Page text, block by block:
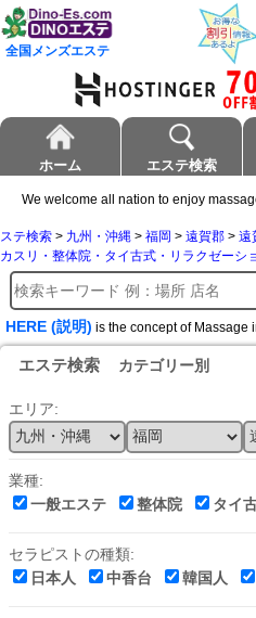
全国メンズエステ
ホーム エステ検索
We welcome all nation to enjoy
ステ検索 > 九州・沖縄 > 福岡 > 遠賀郡 > 遠
カスリ・整体院・タイ古式・リラクゼーシ
HERE (説明) is the concept of Massage
エステ検索 カテゴリー別
エリア:
業種:
一般エステ
整体院 タイ
セラピストの種類:
日本人
中香台 韓国人